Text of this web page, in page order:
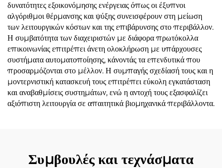
δυνατότητες εξοικονόμησης ενέργειας όπως οι έξυπνοι
αλγόριθμοι θέρμανσης και ψύξης συνεισφέρουν στη μείωση
των λειτουργικών κόστων και της επιβάρυνσης στο περιβάλλον.
Η συμβατότητα των διαχειριστών με διάφορα πρωτόκολλα
επικοινωνίας επιτρέπει άνετη ολοκλήρωση με υπάρχουσες
συστήματα αυτοματοποίησης, κάνοντάς τα επενδυτικά που
προσαρμόζονται στο μέλλον. Η συμπαγής σχεδίασή τους και η
μοντερνιστική κατασκευή τους επιτρέπει εύκολη εγκατάσταση
και αναβαθμίσεις συστημάτων, ενώ η αντοχή τους εξασφαλίζει
αξιόπιστη λειτουργία σε απαιτητικά βιομηχανικά περιβάλλοντα.
Συμβουλές και τεχνάσματα